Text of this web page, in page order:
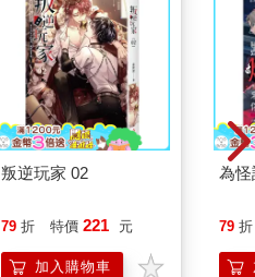
叛逆玩家 02
79 折 特價 221 元
加入購物車
為怪
79 折